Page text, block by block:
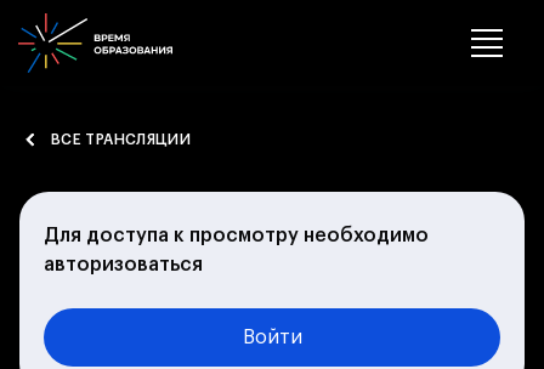
ВСЕ ТРАНСЛЯЦИИ
Для доступа к просмотру необходимо
авторизоваться
Войти